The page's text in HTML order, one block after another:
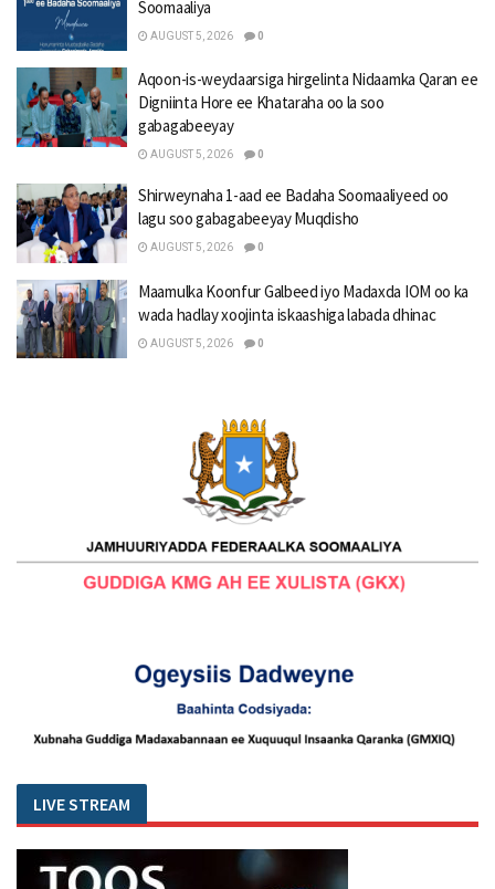
Soomaaliya
AUGUST 5, 2026 0
Aqoon-is-weydaarsiga hirgelinta Nidaamka Qaran ee
Digniinta Hore ee Khataraha oo la soo
gabagabeeyay
AUGUST 5, 2026 0
Shirweynaha 1-aad ee Badaha Soomaaliyeed oo
lagu soo gabagabeeyay Muqdisho
AUGUST 5, 2026 0
Maamulka Koonfur Galbeed iyo Madaxda IOM oo ka
wada hadlay xoojinta iskaashiga labada dhinac
AUGUST 5, 2026 0
LIVE STREAM